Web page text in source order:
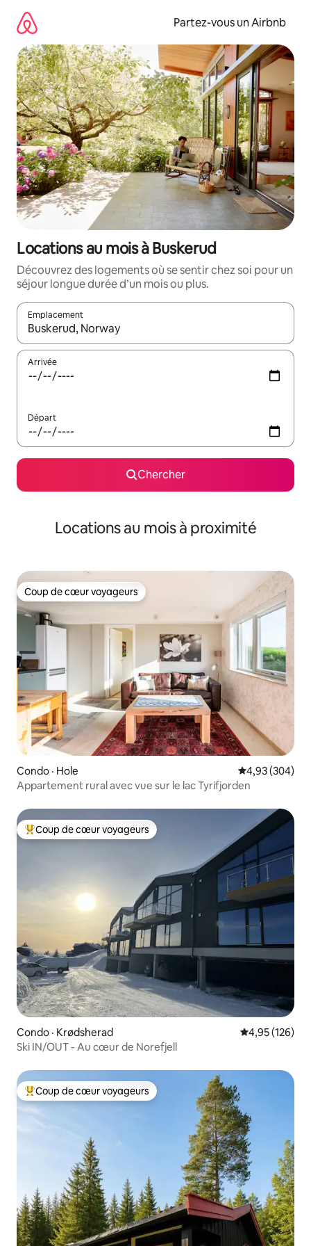
directement
contenu
Partez-vous un Airbnb
Locations au mois à Buskerud
Découvrez des logements où se sentir chez soi pour un
séjour longue durée d’un mois ou plus.
Emplacement
Quand les résultats sont affichés, parcourez-les en utilisant
Arrivée
Départ
Chercher
Locations au mois à proximité
Coup de cœur voyageurs
Coup de cœur voyageurs
Condo · Hole Note
4,93 (304)
Appartement rural avec vue sur le lac Tyrifjorden
Coup de cœur voyageurs parmi les plus aimés
Coup de cœur voyageurs
Condo · Krødsherad Note
4,95 (126)
Ski IN/OUT - Au cœur de Norefjell
Coup de cœur voyageurs parmi les plus aimés
Coup de cœur voyageurs